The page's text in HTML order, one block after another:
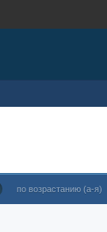
по возрастанию (а-я)